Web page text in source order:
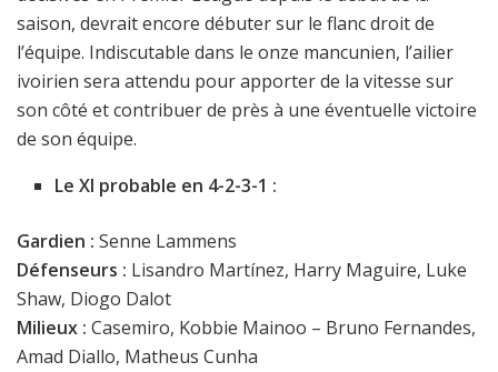
saison, devrait encore débuter sur le flanc droit de
l’équipe. Indiscutable dans le onze mancunien, l’ailier
ivoirien sera attendu pour apporter de la vitesse sur
son côté et contribuer de près à une éventuelle victoire
de son équipe.
Le XI probable en 4-2-3-1 :
Gardien : Senne Lammens
Défenseurs : Lisandro Martínez, Harry Maguire, Luke
Shaw, Diogo Dalot
Milieux : Casemiro, Kobbie Mainoo – Bruno Fernandes,
Amad Diallo, Matheus Cunha